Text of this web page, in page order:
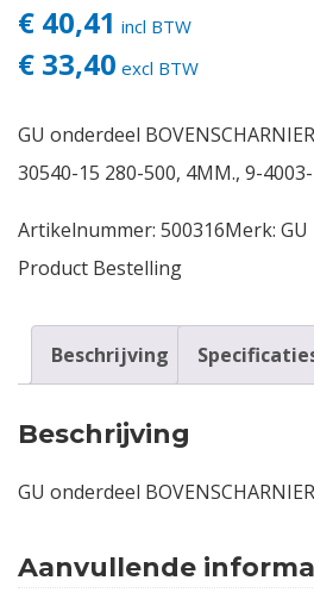
€ 40,41 incl BTW
€ 33,40 excl BTW
GU onderdeel
30540-15 280-500, 4MM., 9-
Artikelnummer: 500316Merk: GU
Product Bestelling
Beschrijving
Beschrijving
GU onderdeel
Aanvullende